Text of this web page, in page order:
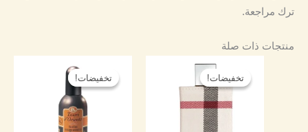
ترك مراجعة.
منتجات ذات صلة
تخفيضات!
تخفيضات!
من
خلال
هناك
العديد
من
الأشكال
تخفيضات!
تخفيضات!
خلال
⁦ر.س 75⁩
هناك
العديد
من
الأشكال